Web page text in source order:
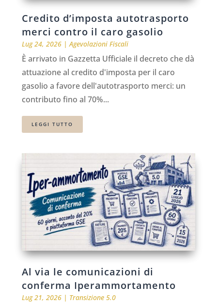
Credito d’imposta autotrasporto
merci contro il caro gasolio
Lug 24, 2026| Agevolazioni Fiscali
È arrivato in Gazzetta Ufficiale il decreto che dà
attuazione al credito d'imposta per il caro
gasolio a favore dell'autotrasporto merci: un
contributo fino al 70%...
LEGGI TUTTO
Al via le comunicazioni di
conferma Iperammortamento
Lug 21, 2026| Transizione 5.0